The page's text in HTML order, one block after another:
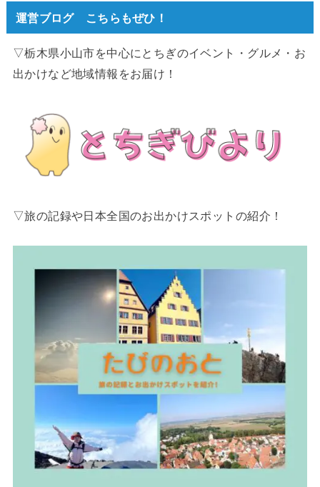
運営ブログ こちらもぜひ！
▽栃木県小山市を中心にとちぎのイベント・グルメ・お
出かけなど地域情報をお届け！
▽旅の記録や日本全国のお出かけスポットの紹介！